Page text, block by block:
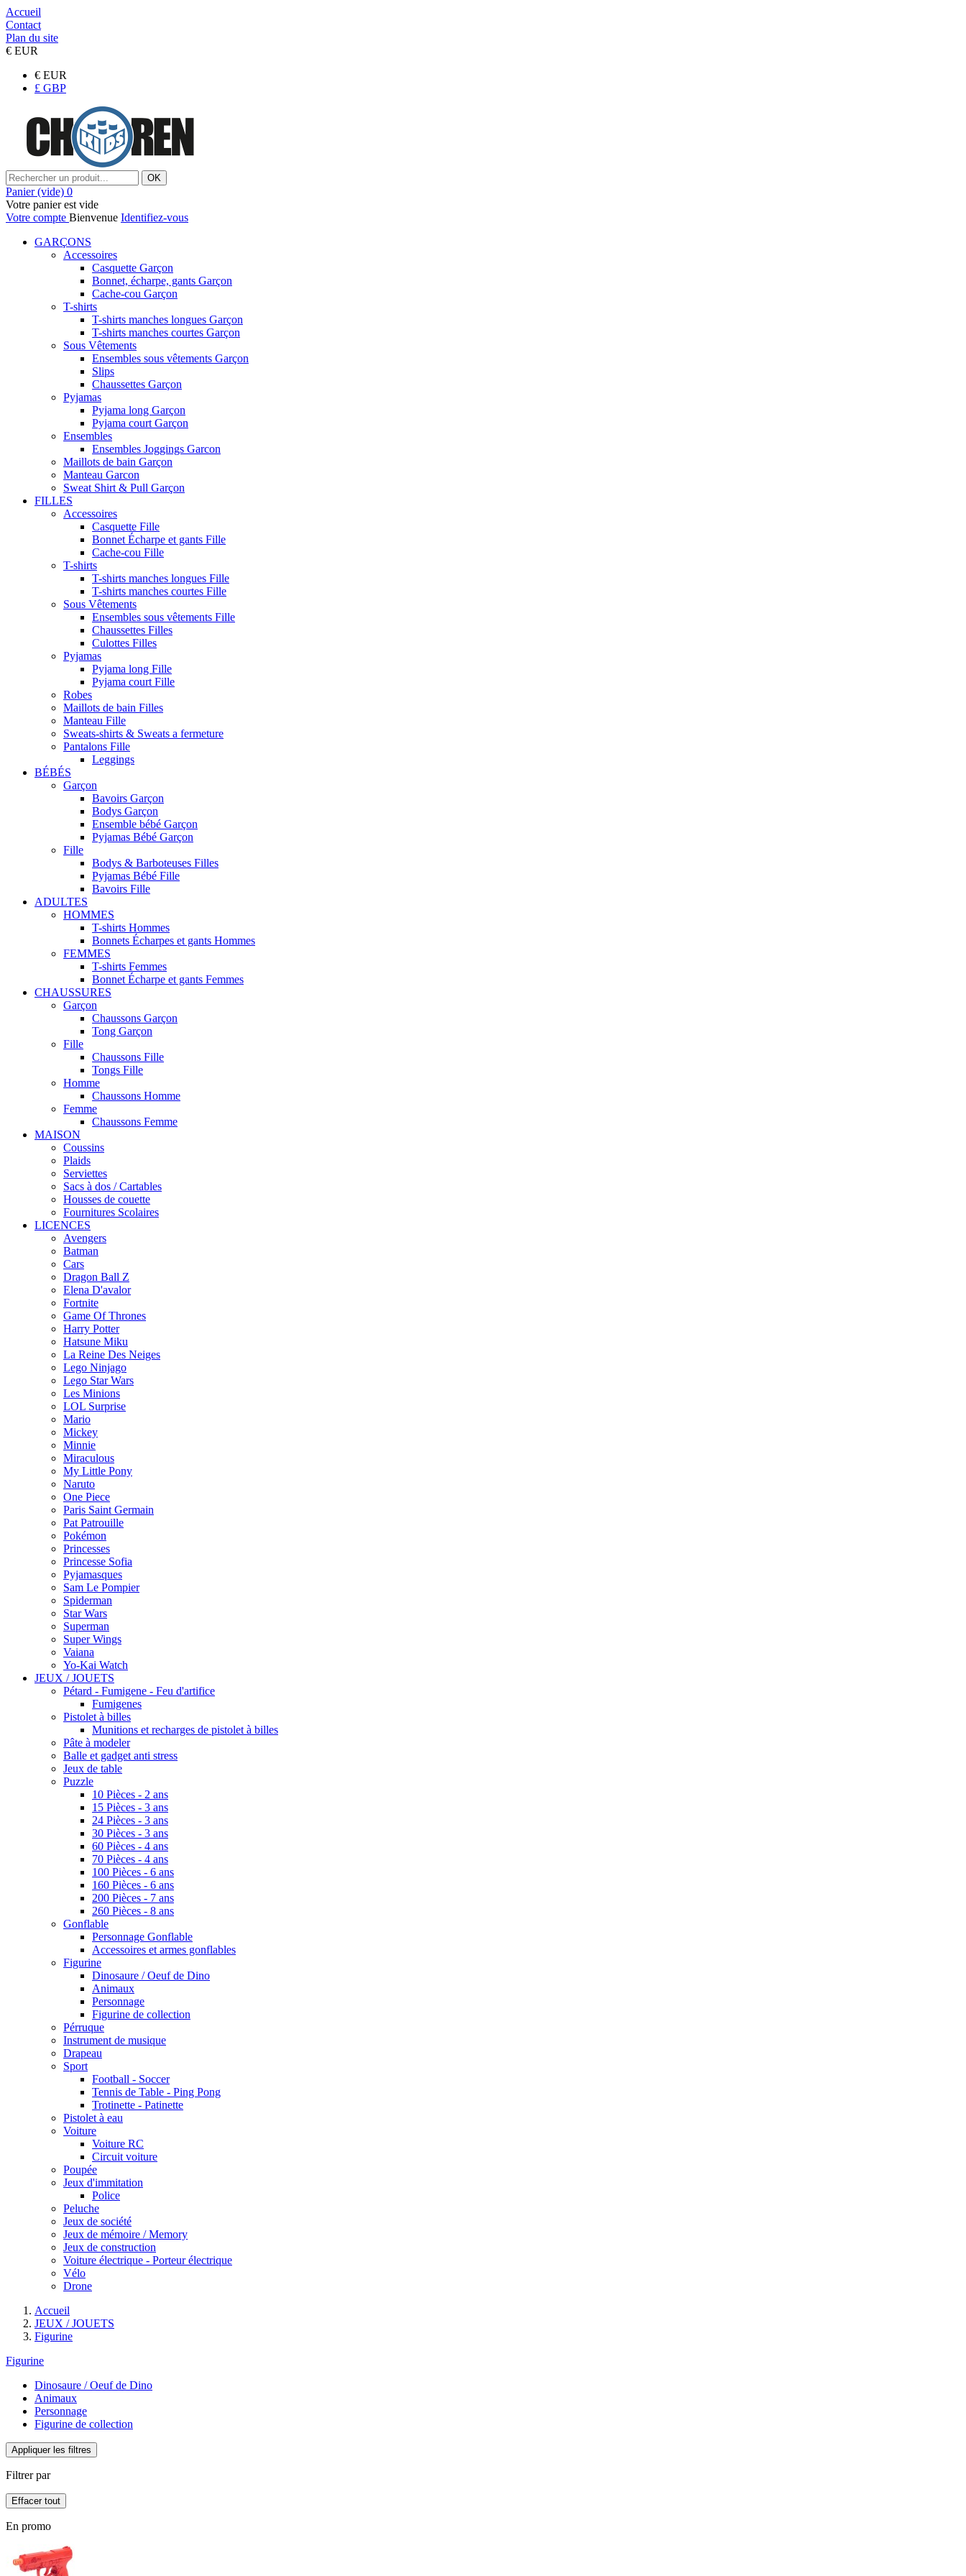
Accueil
Contact
Plan du site
€ EUR
€ EUR
£ GBP
OK
Panier (vide) 0
Votre panier est vide
Votre compte Bienvenue Identifiez-vous
GARÇONS
Accessoires
Casquette Garçon
Bonnet, écharpe, gants Garçon
Cache-cou Garçon
T-shirts
T-shirts manches longues Garçon
T-shirts manches courtes Garçon
Sous Vêtements
Ensembles sous vêtements Garçon
Slips
Chaussettes Garçon
Pyjamas
Pyjama long Garçon
Pyjama court Garçon
Ensembles
Ensembles Joggings Garcon
Maillots de bain Garçon
Manteau Garcon
Sweat Shirt & Pull Garçon
FILLES
Accessoires
Casquette Fille
Bonnet Écharpe et gants Fille
Cache-cou Fille
T-shirts
T-shirts manches longues Fille
T-shirts manches courtes Fille
Sous Vêtements
Ensembles sous vêtements Fille
Chaussettes Filles
Culottes Filles
Pyjamas
Pyjama long Fille
Pyjama court Fille
Robes
Maillots de bain Filles
Manteau Fille
Sweats-shirts & Sweats a fermeture
Pantalons Fille
Leggings
BÉBÉS
Garçon
Bavoirs Garçon
Bodys Garçon
Ensemble bébé Garçon
Pyjamas Bébé Garçon
Fille
Bodys & Barboteuses Filles
Pyjamas Bébé Fille
Bavoirs Fille
ADULTES
HOMMES
T-shirts Hommes
Bonnets Écharpes et gants Hommes
FEMMES
T-shirts Femmes
Bonnet Écharpe et gants Femmes
CHAUSSURES
Garçon
Chaussons Garçon
Tong Garçon
Fille
Chaussons Fille
Tongs Fille
Homme
Chaussons Homme
Femme
Chaussons Femme
MAISON
Coussins
Plaids
Serviettes
Sacs à dos / Cartables
Housses de couette
Fournitures Scolaires
LICENCES
Avengers
Batman
Cars
Dragon Ball Z
Elena D'avalor
Fortnite
Game Of Thrones
Harry Potter
Hatsune Miku
La Reine Des Neiges
Lego Ninjago
Lego Star Wars
Les Minions
LOL Surprise
Mario
Mickey
Minnie
Miraculous
My Little Pony
Naruto
One Piece
Paris Saint Germain
Pat Patrouille
Pokémon
Princesses
Princesse Sofia
Pyjamasques
Sam Le Pompier
Spiderman
Star Wars
Superman
Super Wings
Vaiana
Yo-Kai Watch
JEUX / JOUETS
Pétard - Fumigene - Feu d'artifice
Fumigenes
Pistolet à billes
Munitions et recharges de pistolet à billes
Pâte à modeler
Balle et gadget anti stress
Jeux de table
Puzzle
10 Pièces - 2 ans
15 Pièces - 3 ans
24 Pièces - 3 ans
30 Pièces - 3 ans
60 Pièces - 4 ans
70 Pièces - 4 ans
100 Pièces - 6 ans
160 Pièces - 6 ans
200 Pièces - 7 ans
260 Pièces - 8 ans
Gonflable
Personnage Gonflable
Accessoires et armes gonflables
Figurine
Dinosaure / Oeuf de Dino
Animaux
Personnage
Figurine de collection
Pérruque
Instrument de musique
Drapeau
Sport
Football - Soccer
Tennis de Table - Ping Pong
Trotinette - Patinette
Pistolet à eau
Voiture
Voiture RC
Circuit voiture
Poupée
Jeux d'immitation
Police
Peluche
Jeux de société
Jeux de mémoire / Memory
Jeux de construction
Voiture électrique - Porteur électrique
Vélo
Drone
Accueil
JEUX / JOUETS
Figurine
Figurine
Dinosaure / Oeuf de Dino
Animaux
Personnage
Figurine de collection
Appliquer les filtres
Filtrer par
Effacer tout
En promo